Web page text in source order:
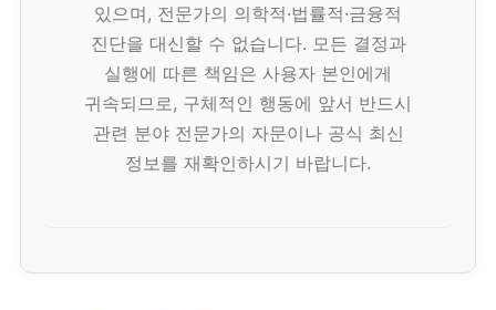
있으며, 전문가의 의학적·법률적·금융적
진단을 대신할 수 없습니다. 모든 결정과
실행에 따른 책임은 사용자 본인에게
귀속되므로, 구체적인 행동에 앞서 반드시
관련 분야 전문가의 자문이나 공식 최신
정보를 재확인하시기 바랍니다.